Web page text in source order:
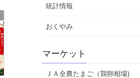
統計情報
おくやみ
マーケット
ＪＡ全農たまご（鶏卵相場)